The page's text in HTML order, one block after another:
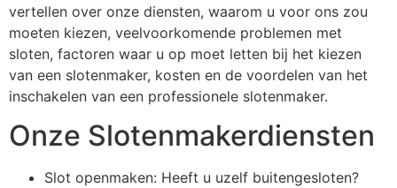
vertellen over onze diensten, waarom u voor ons zou
moeten kiezen, veelvoorkomende problemen met
sloten, factoren waar u op moet letten bij het kiezen
van een slotenmaker, kosten en de voordelen van het
inschakelen van een professionele slotenmaker.
Onze Slotenmakerdiensten
Slot openmaken: Heeft u uzelf buitengesloten?